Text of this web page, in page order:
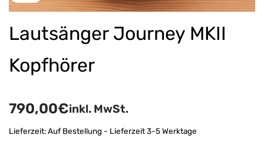
Lautsänger Journey MKII
Kopfhörer
790,00€inkl. MwSt.
Lieferzeit:Auf Bestellung - Lieferzeit 3-5 Werktage